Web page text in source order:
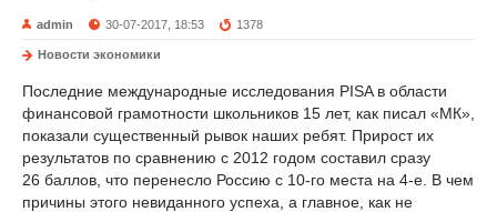
admin 30-07-2017, 18:53 1378
Новости экономики
Последние международные исследования PISA в области
финансовой грамотности школьников 15 лет, как писал «МК»,
показали существенный рывок наших ребят. Прирост их
результатов по сравнению с 2012 годом составил сразу
26 баллов, что перенесло Россию с 10-го места на 4-е. В чем
причины этого невиданного успеха, а главное, как не